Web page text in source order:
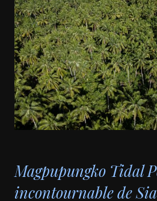
Magpupungko Tidal
incontournable de